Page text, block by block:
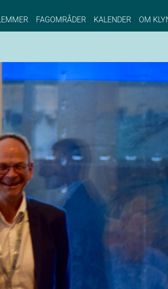
of Expertise, Sustainable
FAGOMRÅDER KALENDER OM